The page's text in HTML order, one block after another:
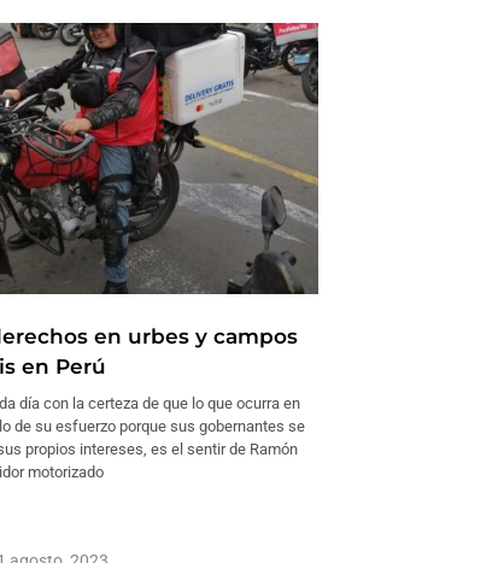
en urbes y campos
en Perú
día con la certeza de que lo que ocurra en
de su esfuerzo porque sus gobernantes se
propios intereses, es el sentir de Ramón
motorizado